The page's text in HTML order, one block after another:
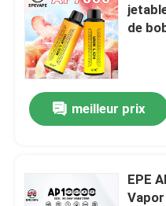
de
meilleur prix
EPE